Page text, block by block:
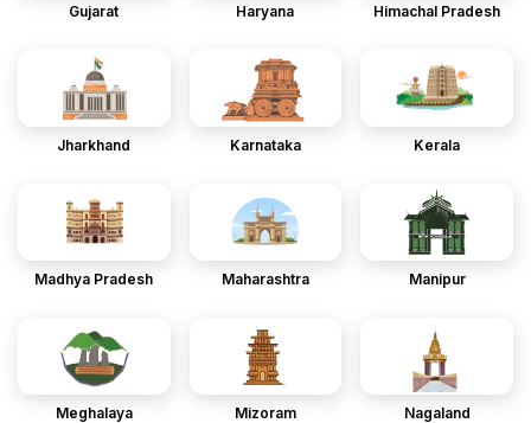
Gujarat Haryana Himachal Pradesh
Jharkhand Karnataka Kerala
Madhya Pradesh Maharashtra Manipur
Meghalaya Mizoram Nagaland